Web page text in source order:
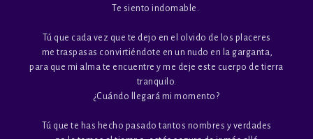
Te siento indomable.
Tú que cada vez que te dejo en el olvido de los placeres
me traspasas convirtiéndote en un nudo en la garganta,
para que mi alma te encuentre y me deje este cuerpo de tierra
tranquilo.
¿Cuándo llegará mi momento?
Tú que te has hecho pasado tantos nombres y verdades